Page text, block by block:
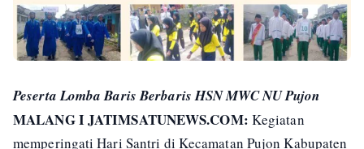
Peserta Lomba Baris Berbaris HSN MWC NU Pujon
MALANG I JATIMSATUNEWS.COM: Kegiatan
memperingati Hari Santri di Kecamatan Pujon Kabupaten